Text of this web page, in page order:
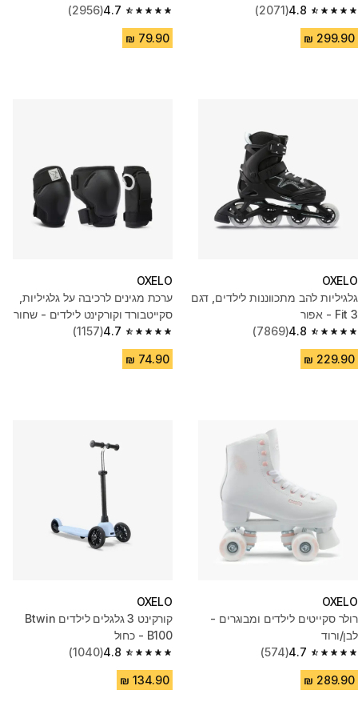
4.8
4.8 out of 5 stars from 2071 reviews
(2071)
4.7
4.7 out of 5 stars from 2956 reviews
(2956)
OXELO
גלגיליות להב מתכווננות לילדים, דגם
Fit 3 - אפור
4.8
4.8 out of 5 stars from 7869 reviews
(7869)
OXELO
ערכת מגינים לרכיבה על גלגיליות,
סקייטבורד וקורקינט לילדים - שחור
4.7
4.7 out of 5 stars from 1157 reviews
(1157)
OXELO
רולר סקייטים לילדים ומבוגרים -
לבן/ורוד
4.7
4.7 out of 5 stars from 574 reviews
(574)
OXELO
קורקינט 3 גלגלים לילדים Btwin
B100 - כחול
4.8
4.8 out of 5 stars from 1040 reviews
(1040)